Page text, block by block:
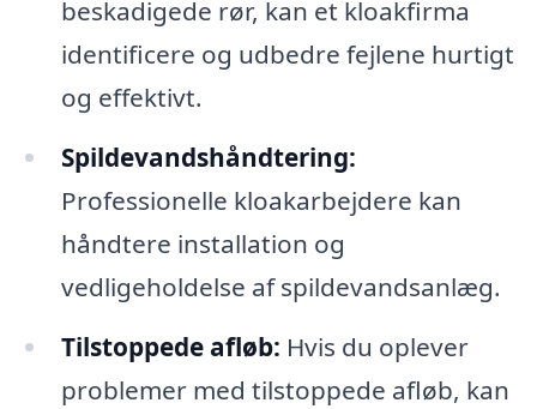
beskadigede rør, kan et kloakfirma
identificere og udbedre fejlene hurtigt
og effektivt.
Spildevandshåndtering:
Professionelle kloakarbejdere kan
håndtere installation og
vedligeholdelse af spildevandsanlæg.
Tilstoppede afløb: Hvis du oplever
problemer med tilstoppede afløb, kan